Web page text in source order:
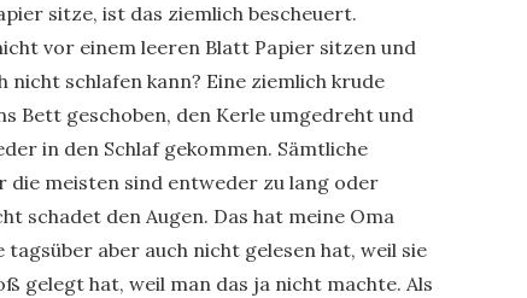
sitze, ist das ziemlich bescheuert.
vor einem leeren Blatt Papier sitzen und
nicht schlafen kann? Eine ziemlich krude
Bett geschoben, den Kerle umgedreht und
in den Schlaf gekommen. Sämtliche
die meisten sind entweder zu lang oder
schadet den Augen. Das hat meine Oma
aber auch nicht gelesen hat, weil sie
gelegt hat, weil man das ja nicht machte. Als